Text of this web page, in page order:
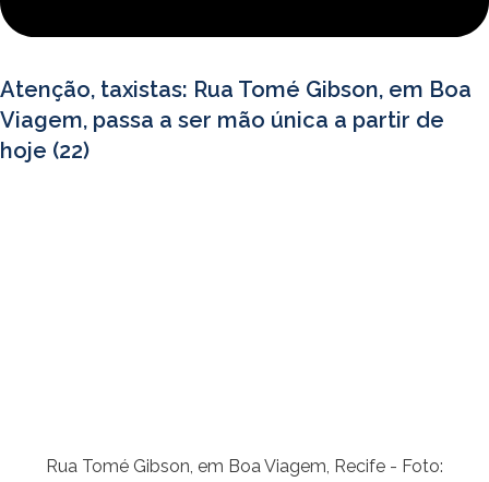
Atenção, taxistas: Rua Tomé Gibson, em Boa
Viagem, passa a ser mão única a partir de
hoje (22)
Rua Tomé Gibson, em Boa Viagem, Recife - Foto: